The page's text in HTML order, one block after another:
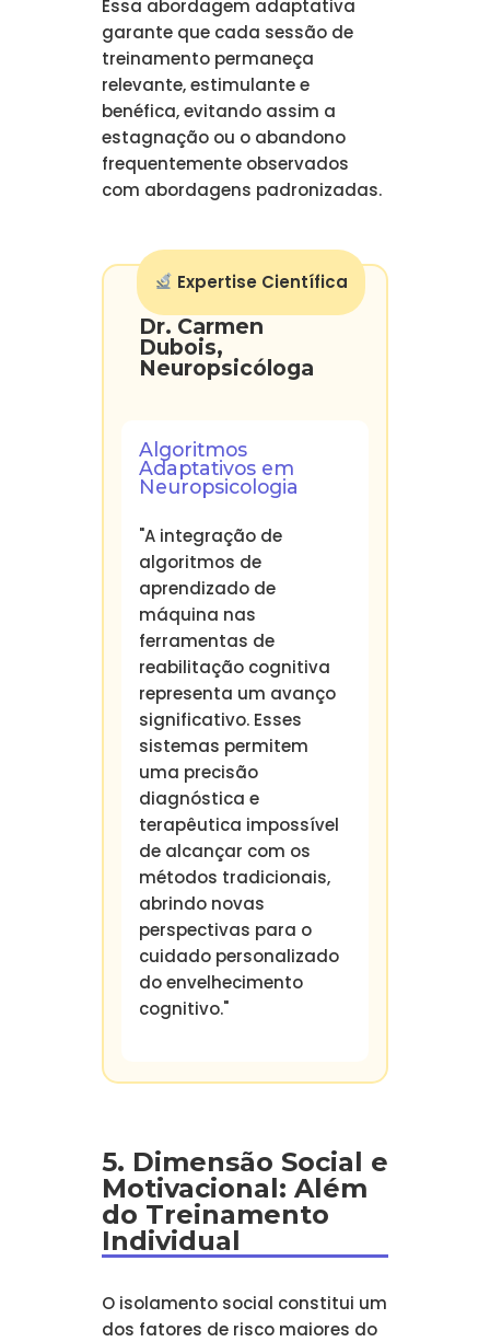
Essa abordagem adaptativa
garante que cada sessão de
treinamento permaneça
relevante, estimulante e
benéfica, evitando assim a
estagnação ou o abandono
frequentemente observados
com abordagens padronizadas.
Expertise Científica
Dr. Carmen
Dubois,
Neuropsicóloga
Algoritmos
Adaptativos em
Neuropsicologia
"A integração de
algoritmos de
aprendizado de
máquina nas
ferramentas de
reabilitação cognitiva
representa um avanço
significativo. Esses
sistemas permitem
uma precisão
diagnóstica e
terapêutica impossível
de alcançar com os
métodos tradicionais,
abrindo novas
perspectivas para o
cuidado personalizado
do envelhecimento
cognitivo."
5. Dimensão Social e
Motivacional: Além
do Treinamento
Individual
O isolamento social constitui um
dos fatores de risco maiores do